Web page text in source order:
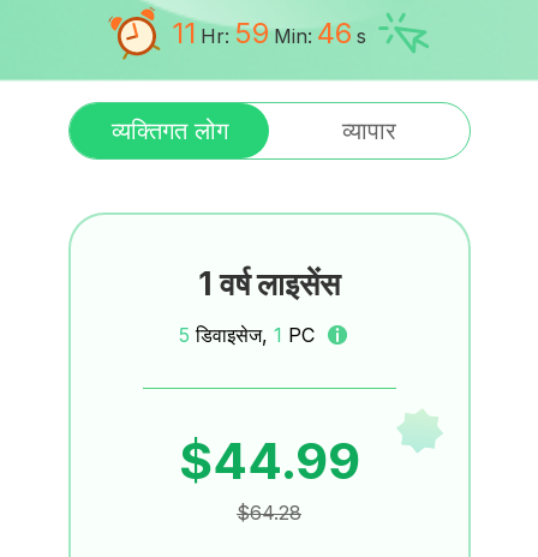
11 Hr: 59 Min: 45 s
व्यक्तिगत लोग व्यापार
1 वर्ष लाइसेंस
5 डिवाइसेज, 1 PC
$44.99
$64.28